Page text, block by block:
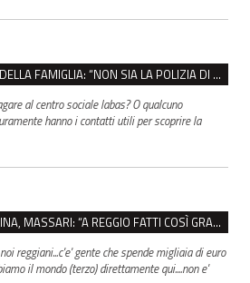
MORTE FAKIR, IL LEGALE DELLA FAMIGLIA: “NON SIA LA POLIZIA DI STATO A INDAGARE”
al centro sociale labas? O qualcuno
hanno i contatti utili per scoprire la
MAXI-RISSA ALLA CANALINA, MASSARI: “A REGGIO FATTI COSÌ GRAVI NON DEVONO TROVARE SPAZIO”
reggiani...c'e' gente che spende migliaia di euro
il mondo (terzo) direttamente qui....non e'